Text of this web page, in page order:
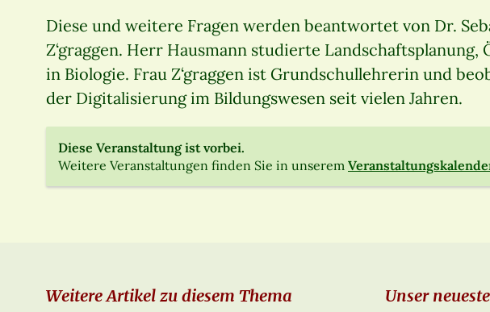
Diese und weitere Fragen werden beantwortet von Dr.
Z‘graggen. Herr Hausmann studierte
in Biologie. Frau Z‘graggen ist Grundschullehrerin und
der Digitalisierung im Bildungswesen seit vielen Jahren.
Diese Veranstaltung ist vorbei.
Weitere Veranstaltungen finden Sie in unserem
Weitere Artikel zu diesem Thema Unser